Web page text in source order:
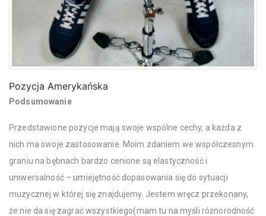
Pozycja Amerykańska
Podsumowanie
Przedstawione pozycje mają swoje wspólne cechy, a każda z
nich ma swoje zastosowanie. Moim zdaniem we współczesnym
graniu na bębnach bardzo cenione są elastyczność i
uniwersalność – umiejętność dopasowania się do sytuacji
muzycznej w której się znajdujemy. Jestem wręcz przekonany,
że nie da się zagrać wszystkiego(mam tu na myśli różnorodność